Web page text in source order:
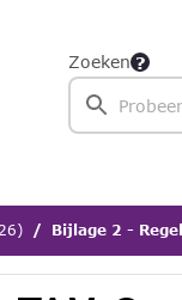
Zoeken
Bijlage 2 - Regels